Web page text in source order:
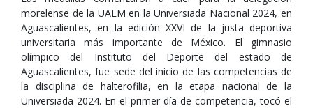
morelense de la UAEM en la Universiada Nacional 2024, en
Aguascalientes, en la edición XXVI de la justa deportiva
universitaria más importante de México. El gimnasio
olímpico del Instituto del Deporte del estado de
Aguascalientes, fue sede del inicio de las competencias de
la disciplina de halterofilia, en la etapa nacional de la
Universiada 2024. En el primer día de competencia, tocó el